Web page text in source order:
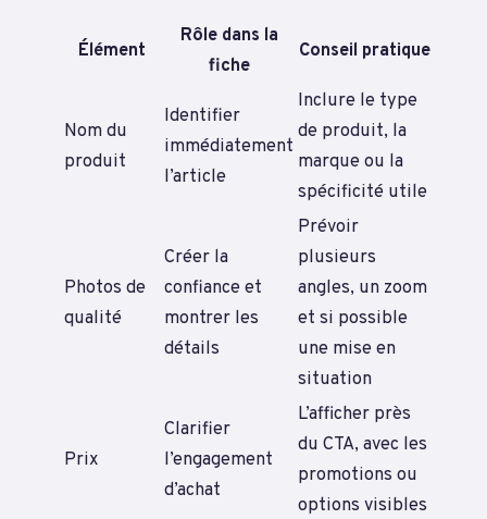
Élément
Rôle dans la
fiche
Conseil pratique
Nom du
produit
Identifier
immédiatement
l’article
Inclure le type
de produit, la
marque ou la
spécificité utile
Photos de
qualité
Créer la
confiance et
montrer les
détails
Prévoir
plusieurs
angles, un zoom
et si possible
une mise en
situation
Prix
Clarifier
l’engagement
d’achat
L’afficher près
du CTA, avec les
promotions ou
options visibles